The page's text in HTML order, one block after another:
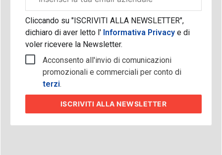
aziendale
Cliccando su "ISCRIVITI ALLA NEWSLETTER",
dichiaro di aver letto l'Informativa Privacy e di
voler ricevere la Newsletter.
Acconsento all'invio di comunicazioni
promozionali e commerciali per conto di
terzi.
ISCRIVITI ALLA NEWSLETTER